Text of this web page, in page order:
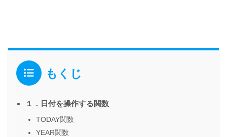
もくじ
１．日付を操作する関数
TODAY関数
YEAR関数